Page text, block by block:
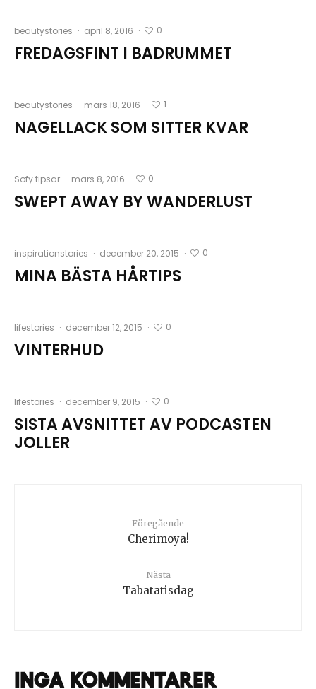
beautystories · april 8, 2016 · 0
FREDAGSFINT I BADRUMMET
beautystories · mars 18, 2016 · 1
NAGELLACK SOM SITTER KVAR
Sofy tipsar · mars 8, 2016 · 0
SWEPT AWAY BY WANDERLUST
inspirationstories · december 20, 2015 · 0
MINA BÄSTA HÅRTIPS
lifestories · december 12, 2015 · 0
VINTERHUD
lifestories · december 9, 2015 · 0
SISTA AVSNITTET AV PODCASTEN
JOLLER
Föregående
Cherimoya!
Nästa
Tabatatisdag
Inga kommentarer